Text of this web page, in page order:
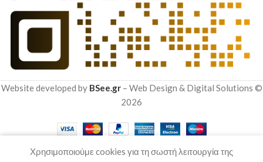
Website developed by BSee.gr– Web Design & Digital Solutions ©
2026
Χρησιμοποιούμε cookies για τη σωστή λειτουργία της
CartMy account